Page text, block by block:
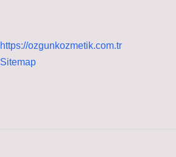
https://ozgunkozmetik.com.tr
Sitemap